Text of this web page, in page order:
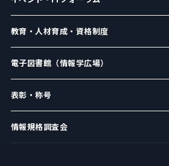
教育・人材育成・資格制度
電子図書館（情報学広場）
表彰・称号
情報規格調査会